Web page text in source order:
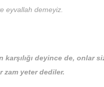
eyvallah demeyiz.
karşılığı deyince de, onlar
zam yeter dediler.